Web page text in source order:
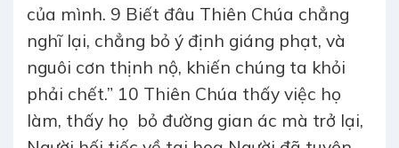
của mình. 9 Biết đâu Thiên Chúa chẳng
nghĩ lại, chẳng bỏ ý định giáng phạt, và
nguôi cơn thịnh nộ, khiến chúng ta khỏi
phải chết.” 10 Thiên Chúa thấy việc họ
làm, thấy họ bỏ đường gian ác mà trở lại,